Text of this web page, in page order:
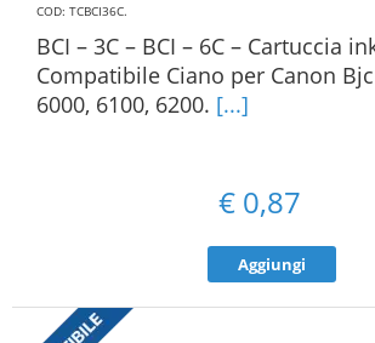
COD: TCBCI36C.
BCI – 3C – BCI – 6C – Cartuccia
Compatibile Ciano per Canon
6000, 6100, 6200. [...]
€ 0,87
Aggiungi